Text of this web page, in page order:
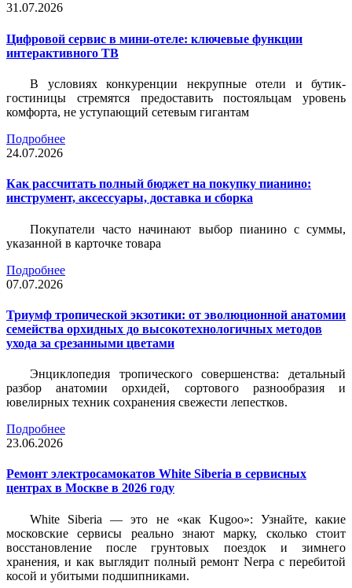
31.07.2026
Цифровой сервис в мини-отеле: ключевые функции
интерактивного ТВ
В условиях конкуренции некрупные отели и бутик-
гостиницы стремятся предоставить постояльцам уровень
комфорта, не уступающий сетевым гигантам
Подробнее
24.07.2026
Как рассчитать полный бюджет на покупку пианино:
инструмент, аксессуары, доставка и сборка
Покупатели часто начинают выбор пианино с суммы,
указанной в карточке товара
Подробнее
07.07.2026
Триумф тропической экзотики: от эволюционной анатомии
семейства орхидных до высокотехнологичных методов
ухода за срезанными цветами
Энциклопедия тропического совершенства: детальный
разбор анатомии орхидей, сортового разнообразия и
ювелирных техник сохранения свежести лепестков.
Подробнее
23.06.2026
Ремонт электросамокатов White Siberia в сервисных
центрах в Москве в 2026 году
White Siberia — это не «как Kugoo»: Узнайте, какие
московские сервисы реально знают марку, сколько стоит
восстановление после грунтовых поездок и зимнего
хранения, и как выглядит полный ремонт Nerpa с перебитой
косой и убитыми подшипниками.